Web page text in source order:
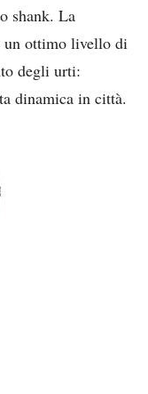
shank. La
un ottimo livello di
degli urti:
dinamica in città.